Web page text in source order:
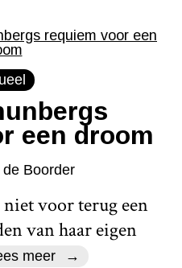
een droom
de Boorder
voor terug een
van haar eigen
meer